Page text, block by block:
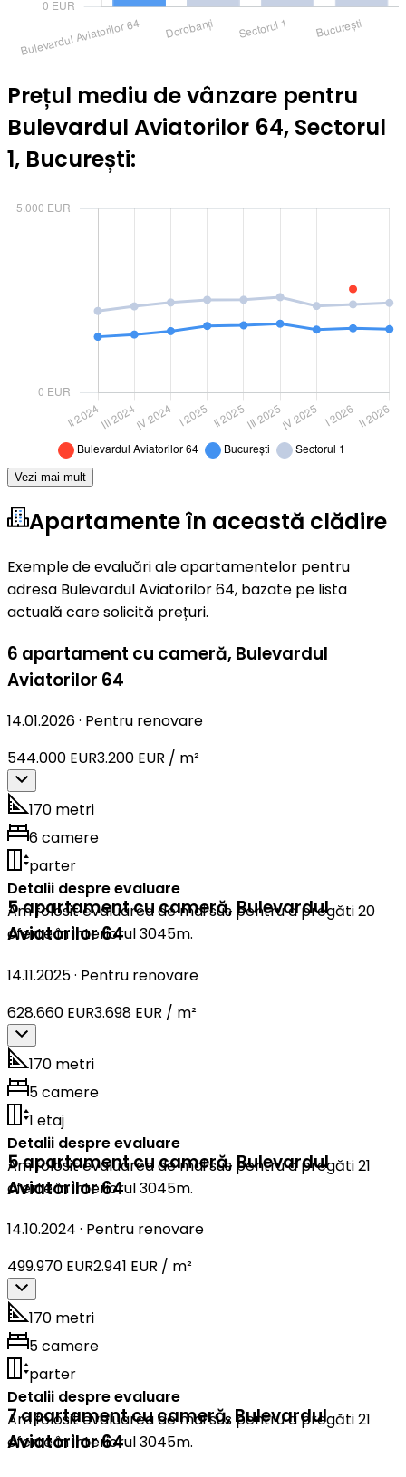
Prețul mediu de vânzare pentru
Bulevardul Aviatorilor 64, Sectorul
1, București:
Vezi mai mult
Apartamente în această clădire
Exemple de evaluări ale apartamentelor pentru
adresa Bulevardul Aviatorilor 64, bazate pe lista
actuală care solicită prețuri.
6 apartament cu cameră, Bulevardul
Aviatorilor 64
14.01.2026· Pentru renovare
544.000 EUR3.200 EUR / m²
170 metri
6 camere
parter
Detalii despre evaluare
Am folosit evaluarea de mai sus pentru a pregăti 20
oferte în interiorul 3045m.
5 apartament cu cameră,Bulevardul
Aviatorilor 64
14.11.2025· Pentru renovare
628.660 EUR3.698 EUR / m²
170 metri
5 camere
1 etaj
Detalii despre evaluare
Am folosit evaluarea de mai sus pentru a pregăti 21
oferte în interiorul 3045m.
5 apartament cu cameră,Bulevardul
Aviatorilor 64
14.10.2024 · Pentru renovare
499.970 EUR2.941 EUR / m²
170 metri
5 camere
parter
Detalii despre evaluare
Am folosit evaluarea de mai sus pentru a pregăti 21
oferte în interiorul 3045m.
7 apartament cu cameră,Bulevardul
Aviatorilor 64